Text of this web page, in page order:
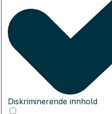
Diskriminerende innhold